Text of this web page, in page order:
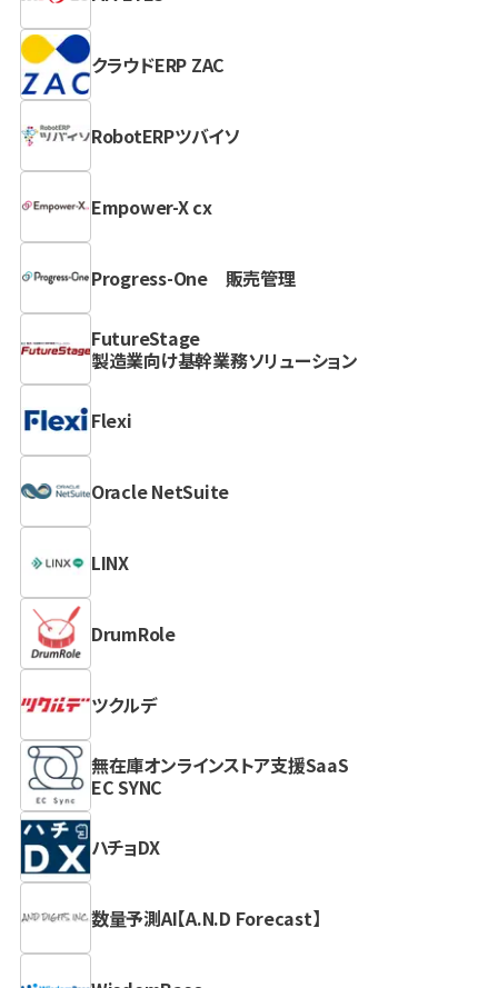
クラウドERP ZAC
RobotERPツバイソ
Empower-X cx
Progress-One 販売管理
FutureStage
製造業向け基幹業務ソリューション
Flexi
Oracle NetSuite
LINX
DrumRole
ツクルデ
無在庫オンラインストア支援SaaS
EC SYNC
ハチョDX
数量予測AI【A.N.D Forecast】